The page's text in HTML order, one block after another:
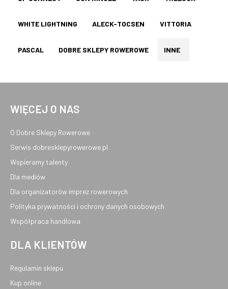
WHITE LIGHTNING ALECK-TOCSEN VITTORIA
PASCAL DOBRE SKLEPY ROWEROWE INNE
WIĘCEJ O NAS
O Dobre Sklepy Rowerowe
Serwis dobresklepyrowerowe.pl
Wspieramy talenty
Dla mediów
Dla organizatorów imprez rowerowych
Polityka prywatności i ochrony danych osobowych
Współpraca handlowa
DLA KLIENTÓW
Regulamin sklepu
Kup online